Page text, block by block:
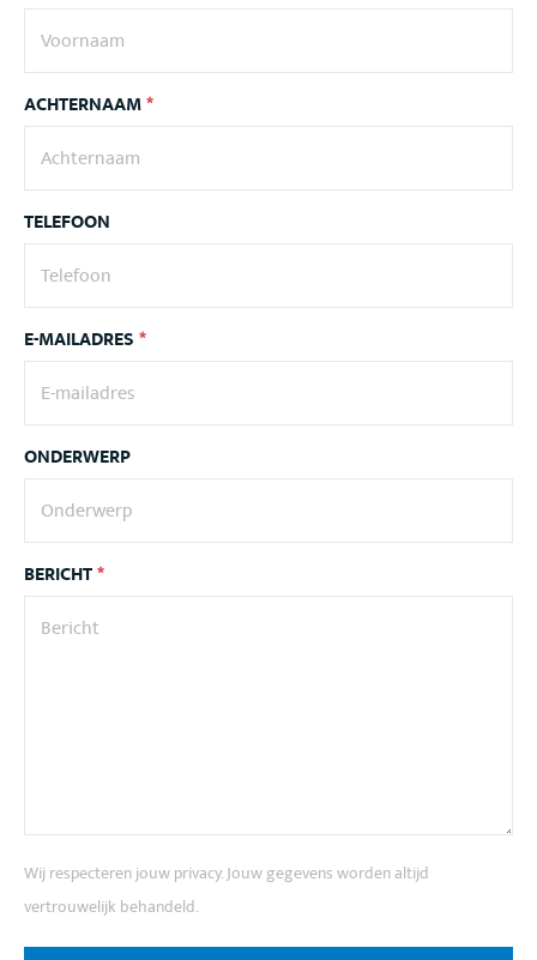
ACHTERNAAM*
TELEFOON
E-MAILADRES*
ONDERWERP
BERICHT*
Wij respecteren jouw privacy. Jouw gegevens worden altijd
vertrouwelijk behandeld.